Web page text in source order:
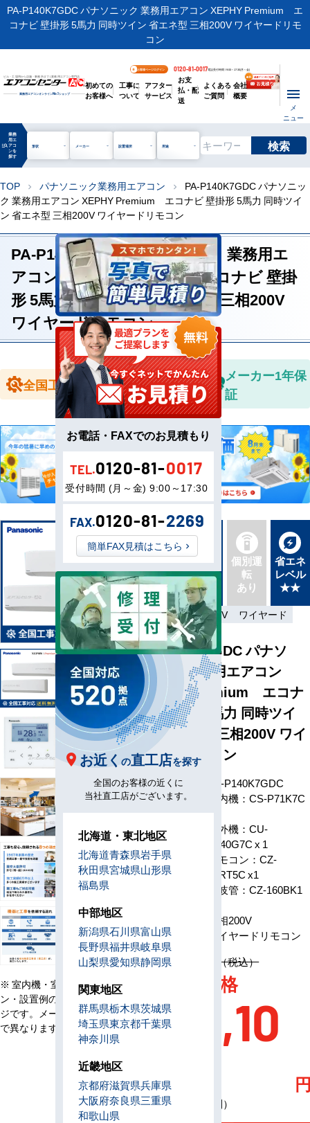
PA-P140K7GDC パナソニック 業務用エアコン XEPHY Premium エ
コナビ 壁掛形 5馬力 同時ツイン 省エネ型 三相200V ワイヤードリモ
コン
ビル・工場用から店舗・事務所まで | 業務用エアコン専門店
業務用エアコンオンラインNo.1ショップ
お客様ページログイン 0120-81-0017電話受付時間 / 9:00～17:30(月～金)
初めての
お客様へ
工事に
ついて
アフター
サービス
お支
払・配
送
よくある
ご質問
会社
概要
メ
ニュー
manage_search
業務
用エ
アコ
ンを
探す
形状 メーカー 設置場所 用途 検索
TOP chevron_right パナソニック業務用エアコン chevron_right
PA-P140K7GDC パナソニッ
ク 業務用エアコン XEPHY Premium エコナビ 壁掛形 5馬力 同時ツイ
ン 省エネ型 三相200V ワイヤードリモコン
PA-P140K7GDC パナソニック 業務用エ
アコン XEPHY Premium エコナビ 壁掛
形 5馬力 同時ツイン 省エネ型 三相200V
ワイヤードリモコン
全国工事対応
全国送料無
料
メーカー1年保
証
※ 室内機・室外機・リモコ
ン・設置例の画像はイメー
ジです。メーカー、機種等
で異なります。
新品直
送
最新機
種
同機種
タイプ
別あり
個別運
転
あり
省エネ
レベル
★★
省エネ 三相200V ワイヤード
PA-P140K7GDC パナソ
ニック 業務用エアコン
XEPHY Premium エコナ
ビ 壁掛形 5馬力 同時ツイ
ン 省エネ型 三相200V ワイ
ヤードリモコン
型番 PA-P140K7GDC
構成
室内機：CS-P71K7C
x 2
室外機：CU-
P140G7C x 1
リモコン：CZ-
10RT5C x1
分岐管：CZ-160BK1
三相200V
リモコン
ワイヤードリモコン
定価 2,292,400円（税込）
AC特別価格
525,10
0
（税込・工事費別）
お電話・FAXでのお見積もり
TEL.0120-81-0017
受付時間 (月～金) 9:00～17:30
FAX.0120-81-2269
簡単FAX見積はこちら
お近く の直工店を探す
全国のお客様の近くに
当社直工店がございます。
北海道・東北地区
北海道青森県岩手県
秋田県宮城県山形県
福島県
中部地区
新潟県石川県富山県
長野県福井県岐阜県
山梨県愛知県静岡県
関東地区
群馬県栃木県茨城県
埼玉県東京都千葉県
神奈川県
近畿地区
京都府滋賀県兵庫県
大阪府奈良県三重県
和歌山県